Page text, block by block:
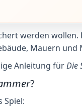
werden
Mauern
Anleitung fürDie
?
Spiel: